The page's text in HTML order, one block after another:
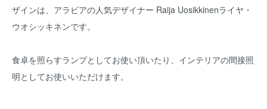
ザインは、アラビアの人気デザイナー Raija Uosikkinenライヤ・
ウオシッキネンです。
食卓を照らすランプとしてお使い頂いたり、インテリアの間接照
明としてお使いいただけます。